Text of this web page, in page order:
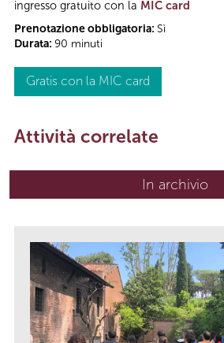
ingresso gratuito con la MIC card
Prenotazione obbligatoria: Sì
Durata: 90 minuti
Gratis con la MIC card
Attività correlate
In archivio